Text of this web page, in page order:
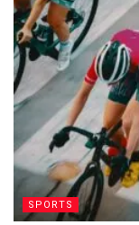
SPORTS